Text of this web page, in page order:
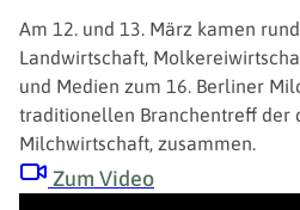
Am 12. und 13. März kamen
Landwirtschaft,
und Medien zum 16. Berliner
traditionellen Branchentreff der
Milchwirtschaft, zusammen.
Zum Video